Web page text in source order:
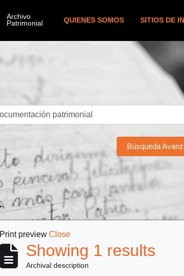
QUIENES SOMOS SITIOS DE
Búsqueda
Print preview Close
Showing 1 results
Archival description